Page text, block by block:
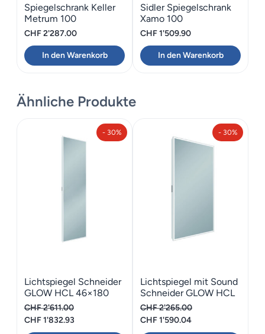
Spiegelschrank Keller
Metrum 100
CHF2'287.00
In den Warenkorb
Sidler Spiegelschrank
Xamo 100
CHF1'509.90
In den Warenkorb
Ähnliche Produkte
- 30%
Lichtspiegel Schneider
GLOW HCL 46×180
CHF2'611.00
Ursprünglicher
CHF1'832.93
- 30%
Lichtspiegel mit Sound
Schneider GLOW HCL
46×90
CHF2'265.00
Ursprünglicher
CHF1'590.04Aktueller